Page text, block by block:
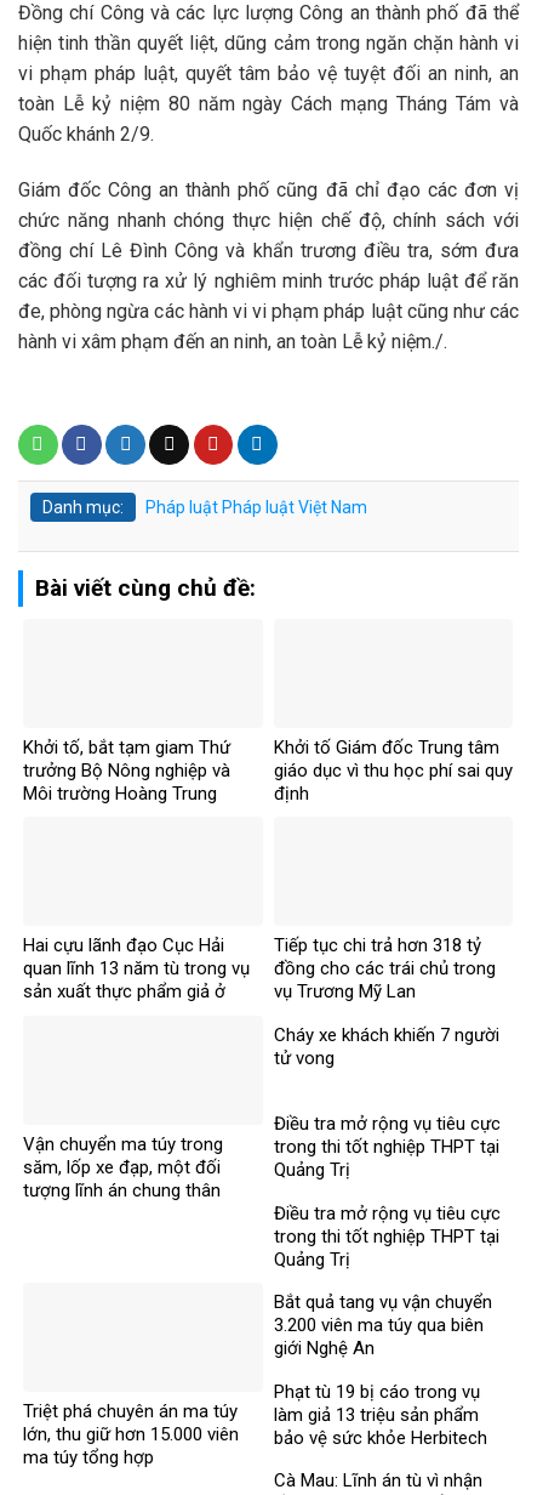
Đồng chí Công và các lực lượng Công an thành phố đã thể
hiện tinh thần quyết liệt, dũng cảm trong ngăn chặn hành vi
vi phạm pháp luật, quyết tâm bảo vệ tuyệt đối an ninh, an
toàn Lễ kỷ niệm 80 năm ngày Cách mạng Tháng Tám và
Quốc khánh 2/9.
Giám đốc Công an thành phố cũng đã chỉ đạo các đơn vị
chức năng nhanh chóng thực hiện chế độ, chính sách với
đồng chí Lê Đình Công và khẩn trương điều tra, sớm đưa
các đối tượng ra xử lý nghiêm minh trước pháp luật để răn
đe, phòng ngừa các hành vi vi phạm pháp luật cũng như các
hành vi xâm phạm đến an ninh, an toàn Lễ kỷ niệm./.
Danh mục: Pháp luật Pháp luật Việt Nam
Bài viết cùng chủ đề:
Khởi tố, bắt tạm giam Thứ
trưởng Bộ Nông nghiệp và
Môi trường Hoàng Trung
Khởi tố Giám đốc Trung tâm
giáo dục vì thu học phí sai quy
định
Hai cựu lãnh đạo Cục Hải
quan lĩnh 13 năm tù trong vụ
sản xuất thực phẩm giả ở
Tiếp tục chi trả hơn 318 tỷ
đồng cho các trái chủ trong
vụ Trương Mỹ Lan
Vận chuyển ma túy trong
săm, lốp xe đạp, một đối
tượng lĩnh án chung thân
Cháy xe khách khiến 7 người
tử vong​
Điều tra mở rộng vụ tiêu cực
trong thi tốt nghiệp THPT tại
Quảng Trị
Điều tra mở rộng vụ tiêu cực
trong thi tốt nghiệp THPT tại
Quảng Trị
Triệt phá chuyên án ma túy
lớn, thu giữ hơn 15.000 viên
ma túy tổng hợp
Bắt quả tang vụ vận chuyển
3.200 viên ma túy qua biên
giới Nghệ An
Phạt tù 19 bị cáo trong vụ
làm giả 13 triệu sản phẩm
bảo vệ sức khỏe Herbitech
Cà Mau: Lĩnh án tù vì nhận